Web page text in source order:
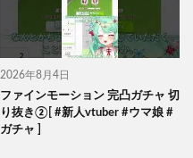
2026年8月4日
ファインモーション 完凸ガチャ 切
り抜き②[ #新人vtuber #ウマ娘 #
ガチャ ]